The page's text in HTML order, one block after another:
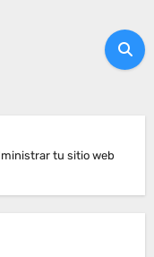
tu sitio web